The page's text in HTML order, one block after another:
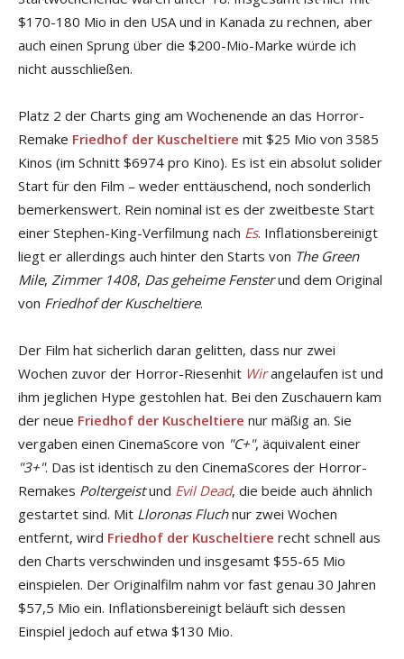
$170-180 Mio in den USA und in Kanada zu rechnen, aber
auch einen Sprung über die $200-Mio-Marke würde ich
nicht ausschließen.
Platz 2 der Charts ging am Wochenende an das Horror-
Remake Friedhof der Kuscheltiere mit $25 Mio von 3585
Kinos (im Schnitt $6974 pro Kino). Es ist ein absolut solider
Start für den Film – weder enttäuschend, noch sonderlich
bemerkenswert. Rein nominal ist es der zweitbeste Start
einer Stephen-King-Verfilmung nach Es. Inflationsbereinigt
liegt er allerdings auch hinter den Starts von The Green
Mile, Zimmer 1408, Das geheime Fensterund dem Original
von Friedhof der Kuscheltiere.
Der Film hat sicherlich daran gelitten, dass nur zwei
Wochen zuvor der Horror-Riesenhit Wirangelaufen ist und
ihm jeglichen Hype gestohlen hat. Bei den Zuschauern kam
der neue Friedhof der Kuscheltiere nur mäßig an. Sie
vergaben einen CinemaScore von "C+", äquivalent einer
"3+". Das ist identisch zu den CinemaScores der Horror-
Remakes Poltergeistund Evil Dead, die beide auch ähnlich
gestartet sind. Mit Lloronas Fluchnur zwei Wochen
entfernt, wird Friedhof der Kuscheltiere recht schnell aus
den Charts verschwinden und insgesamt $55-65 Mio
einspielen. Der Originalfilm nahm vor fast genau 30 Jahren
$57,5 Mio ein. Inflationsbereinigt beläuft sich dessen
Einspiel jedoch auf etwa $130 Mio.